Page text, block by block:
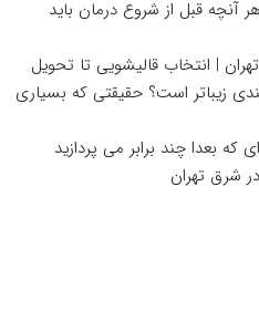
آنچه قبل از شروع درمان باید
| انتخاب قالیشویی تا تحویل
زیباتر است؟ حقیقتی که بسیاری
که بعدا چند برابر می پردازید
شرق تهران